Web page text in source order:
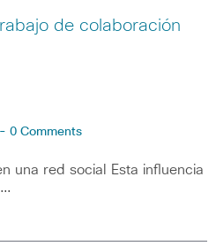
de colaboración
0 Comments
una red social Esta influencia